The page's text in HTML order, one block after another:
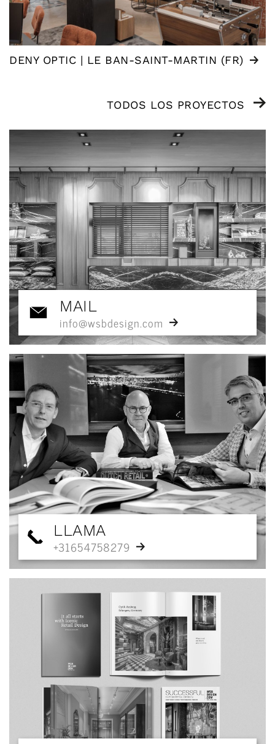
DENY OPTIC | LE BAN-SAINT-MARTIN (FR)
TODOS LOS PROYECTOS
MAIL
info@wsbdesign.com
LLAMA
+31654758279